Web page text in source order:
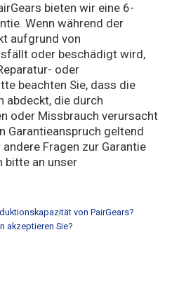
bieten wir eine 6-
Wenn während der
aufgrund von
oder beschädigt wird,
oder
beachten Sie, dass die
abdeckt, die durch
oder Missbrauch verursacht
Garantieanspruch geltend
Fragen zur Garantie
bitte an unser
von PairGears?
akzeptieren Sie?